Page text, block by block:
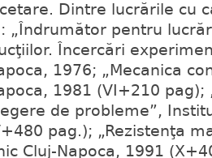
Dintre lucrările cu
„Îndrumător pentru
Încercări
1976; „Mecanica
1981 (VI+210 pag);
de probleme”,
pag.); „Rezistenţa
Cluj-Napoca, 1991